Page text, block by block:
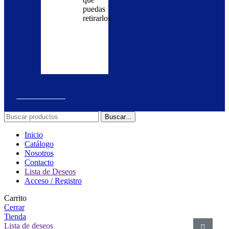
nuestra
tienda
puedas
retirarlos.
Buscar...
Inicio
Catálogo
Nosotros
Contacto
Lista de Deseos
Acceso / Registro
Carrito
Cerrar
Tienda
Lista de deseos